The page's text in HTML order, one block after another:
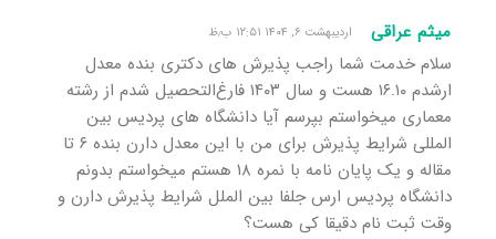
میثم عراقی اردیبهشت ۶, ۱۴۰۴ ۱۲:۵۱ ب٫ظ
سلام خدمت شما راجب پذیرش های دکتری بنده معدل
ارشدم ۱۶.۱۰ هست و سال ۱۴۰۳ فارغ‌التحصیل شدم از رشته
معماری میخواستم بپرسم آیا دانشگاه های پردیس بین
المللی شرایط پذیرش برای من با این معدل دارن بنده ۶ تا
مقاله و یک پایان نامه با نمره ۱۸ هستم میخواستم بدونم
دانشگاه پردیس ارس جلفا بین الملل شرایط پذیرش دارن و
وقت ثبت نام دقیقا کی هست؟